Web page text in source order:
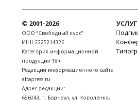
© 2001-2026
ООО “Свободный курс”
ИНН 2225214326
Категория информационной
продукции 18+
Редакция информационного сайта
altapress.ru
Адрес редакции:
656043, г. Барнаул, ул. Короленко,